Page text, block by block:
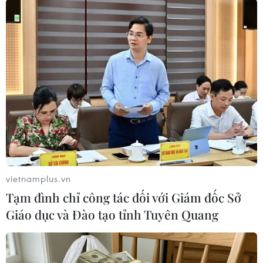
TrungQuốc trong tháng 10/2011 đã dịu xuống
5,5% - ghi dấu tháng giảm thứ ba liêntiếp, so với
mức cao kỷ lục của 3 năm (6,5%) lập hồi tháng
7/2011.
Trong một thông tin có liên quan, từ phiên 7/11
đến phiên 8/11, lượng vàngtại SPDR Gold Trust,
quỹ giao dịch vàng lớn nhất thế giới, đã tăng
gần 1%. Đếnphiên 9/11, lượng vàng tại quỹ này
tăng thêm 3,025 tấn lên 1.267,153 tấn, mứccao
nhất kể từ cuối tháng 8/2011.
Hương Giang (TTXVN/Vietnam+)
vietnamplus.vn
Tạm đình chỉ công tác đối với Giám đốc Sở
Giáo dục và Đào tạo tỉnh Tuyên Quang